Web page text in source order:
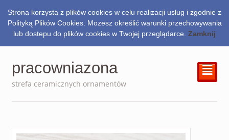
0.00zł
pracowniazona
strefa ceramicznych ornamentów
²
Strona korzysta z plików cookies w celu realizacji usług i zgodnie z
Polityką Plików Cookies. Mozesz określić warunki przechowywania
lub dostepu do plików cookies w Twojej przeglądarce. Zamknij